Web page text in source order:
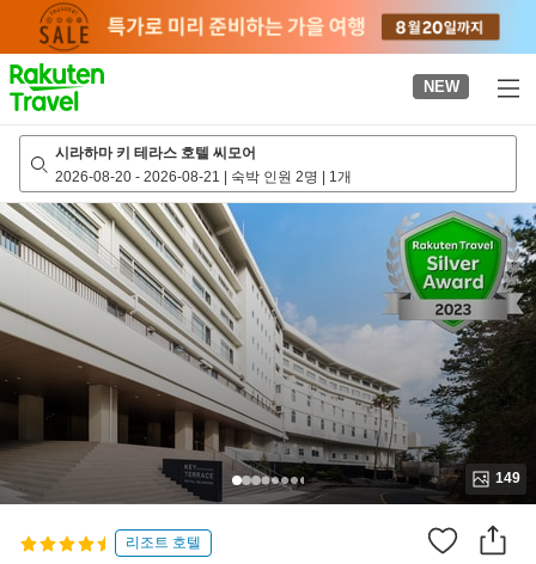
page
NEW
시라하마 키 테라스 호텔 씨모어
2026-08-20 - 2026-08-21 | 숙박 인원 2명 | 1개
149
리조트 호텔